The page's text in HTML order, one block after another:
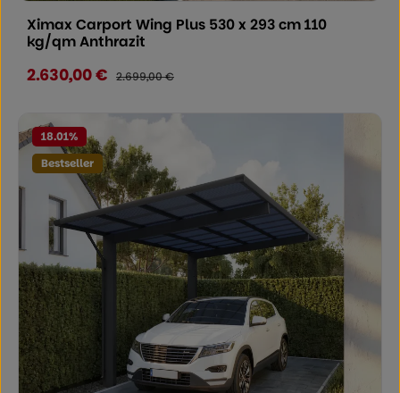
Ximax Carport Wing Plus 530 x 293 cm 110
kg/qm Anthrazit
Verkaufspreis:
2.630,00 € Regulärer Preis:
2.699,00 €
18.01%
Bestseller